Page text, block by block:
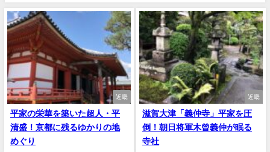
近畿
平家の栄華を築いた超人・平
清盛！京都に残るゆかりの地
めぐり
近畿
滋賀大津「義仲寺」平家を圧
倒！朝日将軍木曾義仲が眠る
寺社